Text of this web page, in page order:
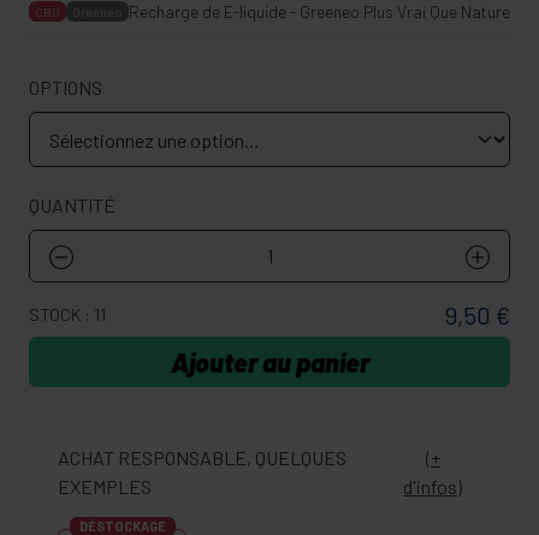
CBD Greeneo Recharge de E-liquide - Greeneo Plus Vrai Que Nature -
OPTIONS
QUANTITÉ
STOCK : 11 9,50 €
Ajouter au panier
ACHAT RESPONSABLE, QUELQUES
EXEMPLES
(+
d'infos)
DÉSTOCKAGE